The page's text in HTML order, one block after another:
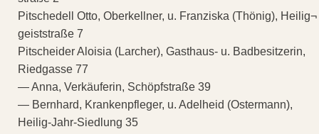
Pitschedell Otto, Oberkellner, u. Franziska (Thönig), Heilig¬
geiststraße 7
Pitscheider Aloisia (Larcher), Gasthaus- u. Badbesitzerin,
Riedgasse 77
— Anna, Verkäuferin, Schöpfstraße 39
— Bernhard, Krankenpfleger, u. Adelheid (Ostermann),
Heilig-Jahr-Siedlung 35